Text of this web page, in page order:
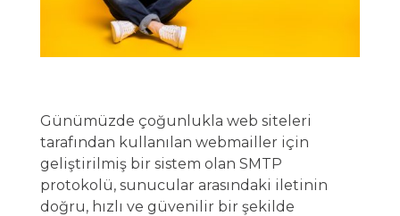
Günümüzde çoğunlukla web siteleri
tarafından kullanılan webmailler için
geliştirilmiş bir sistem olan SMTP
protokolü, sunucular arasındaki iletinin
doğru, hızlı ve güvenilir bir şekilde